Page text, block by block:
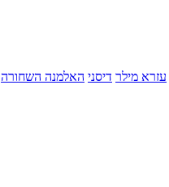
עזרא מילר דיסני האלמנה השחורה